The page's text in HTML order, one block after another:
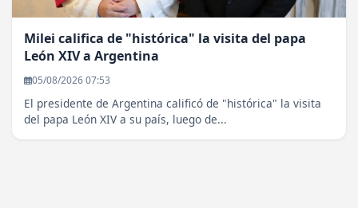
Milei califica de "histórica" la visita del papa
León XIV a Argentina
05/08/2026 07:53
El presidente de Argentina calificó de "histórica" la visita
del papa León XIV a su país, luego de...